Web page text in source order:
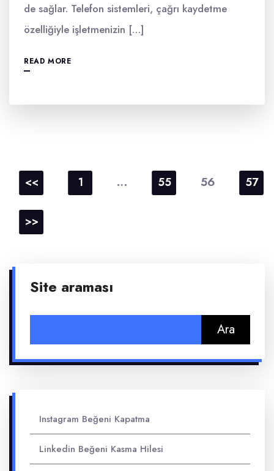
de sağlar. Telefon sistemleri, çağrı kaydetme
özelliğiyle işletmenizin […]
READ MORE
sayfalaması
<< 1 … 55 56 57
>>
Site araması
Instagram Beğeni Kapatma
Linkedin Beğeni Kasma Hilesi